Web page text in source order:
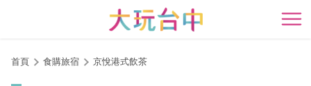
開
首頁 食購旅宿 京悅港式飲茶